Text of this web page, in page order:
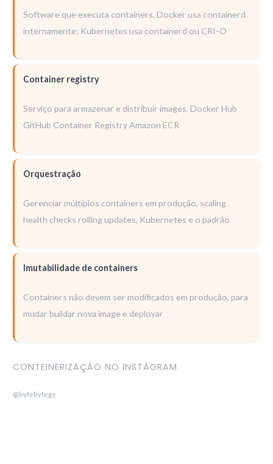
Software que executa containers, Docker usa containerd
internamente; Kubernetes usa containerd ou CRI-O
Container registry
Serviço para armazenar e distribuir images, Docker Hub
GitHub Container Registry Amazon ECR
Orquestração
Gerenciar múltiplos containers em produção, scaling
health checks rolling updates, Kubernetes e o padrão
Imutabilidade de containers
Containers não devem ser modificados em produção, para
mudar buildar nova image e deployar
CONTEINERIZAÇÃO NO INSTAGRAM
@bytebytego